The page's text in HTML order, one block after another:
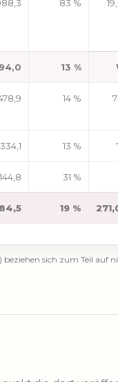
83 %
13 %
14 %
13 %
144,8 31 %
19 %
sich zum Teil auf